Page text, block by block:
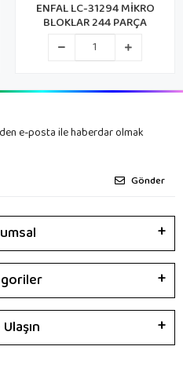
CA PUZZLE CAMAG-1402 CA
GAMES MAGNETIC 72
PARÇA
e-posta ile haberdar olmak
Gönder